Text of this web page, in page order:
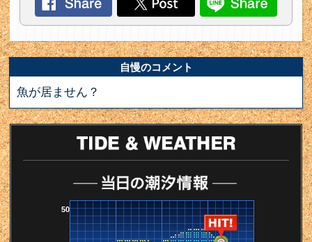
自慢のコメント
魚が居ません？
50